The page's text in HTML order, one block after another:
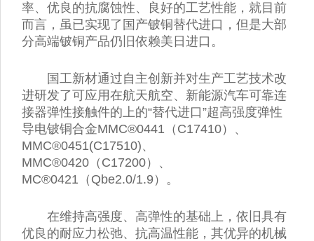
率、优良的抗腐蚀性、良好的工艺性能，就目前
而言，虽已实现了国产铍铜替代进口，但是大部
分高端铍铜产品仍旧依赖美日进口。
国工新材通过自主创新并对生产工艺技术改
进研发了可应用在航天航空、新能源汽车可靠连
接器弹性接触件的上的“替代进口”超高强度弹性
导电铍铜合金MMC®0441（C17410）、
MMC®0451(C17510)、
MMC®0420（C17200）、
MC®0421（Qbe2.0/1.9）。
在维持高强度、高弹性的基础上，依旧具有
优良的耐应力松弛、抗高温性能，其优异的机械